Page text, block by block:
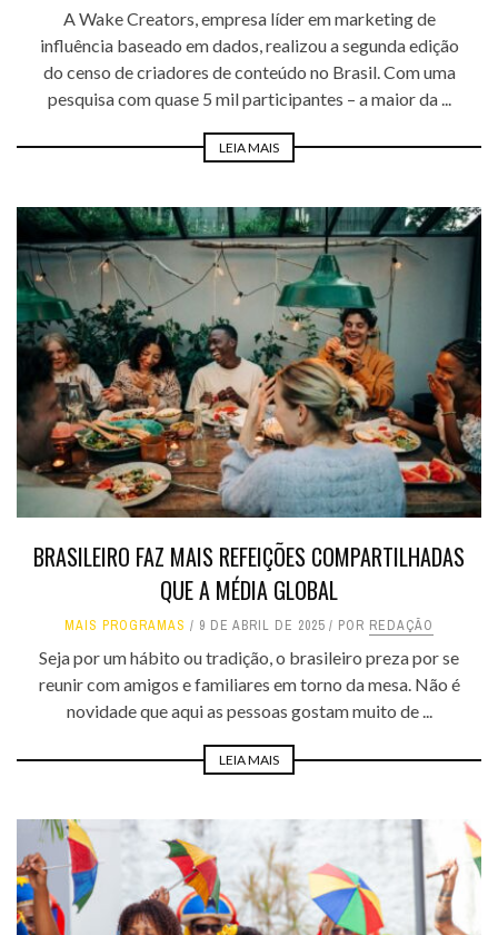
A Wake Creators, empresa líder em marketing de
influência baseado em dados, realizou a segunda edição
do censo de criadores de conteúdo no Brasil. Com uma
pesquisa com quase 5 mil participantes – a maior da ...
LEIA MAIS
BRASILEIRO FAZ MAIS REFEIÇÕES COMPARTILHADAS
QUE A MÉDIA GLOBAL
MAIS PROGRAMAS 9 DE ABRIL DE 2025 POR REDAÇÃO
Seja por um hábito ou tradição, o brasileiro preza por se
reunir com amigos e familiares em torno da mesa. Não é
novidade que aqui as pessoas gostam muito de ...
LEIA MAIS